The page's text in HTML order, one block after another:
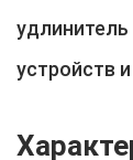
устройств